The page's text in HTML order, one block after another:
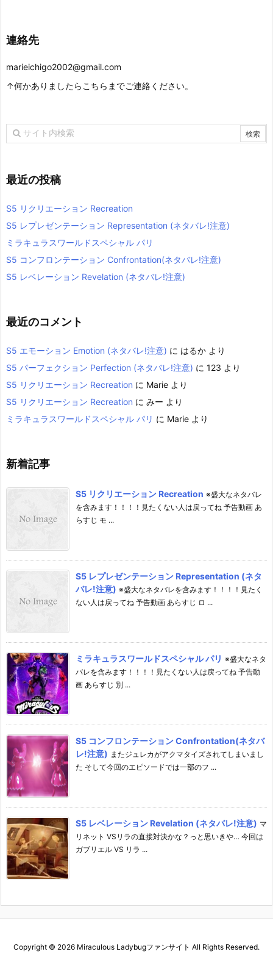
連絡先
marieichigo2002@gmail.com
↑何かありましたらこちらまでご連絡ください。
最近の投稿
S5 リクリエーション Recreation
S5 レプレゼンテーション Representation (ネタバレ!注意)
ミラキュラスワールドスペシャル パリ
S5 コンフロンテーション Confrontation(ネタバレ!注意)
S5 レベレーション Revelation (ネタバレ!注意)
最近のコメント
S5 エモーション Emotion (ネタバレ!注意) に はるか より
S5 パーフェクション Perfection (ネタバレ!注意) に 123 より
S5 リクリエーション Recreation に Marie より
S5 リクリエーション Recreation に みー より
ミラキュラスワールドスペシャル パリ に Marie より
新着記事
S5 リクリエーション Recreation ※盛大なネタバレ
を含みます！！！！見たくない人は戻ってね 予告動画 あ
らすじ モ ...
S5 レプレゼンテーション Representation (ネタ
バレ!注意) ※盛大なネタバレを含みます！！！！見たく
ない人は戻ってね 予告動画 あらすじ ロ ...
ミラキュラスワールドスペシャル パリ ※盛大なネタ
バレを含みます！！！！見たくない人は戻ってね 予告動
画 あらすじ 別 ...
S5 コンフロンテーション Confrontation(ネタバ
レ!注意) またジュレカがアクマタイズされてしまいまし
た そして今回のエピソードでは一部のフ ...
S5 レベレーション Revelation (ネタバレ!注意) マ
リネット VSリラの直接対決かな？っと思いきや… 今回は
ガブリエル VS リラ ...
Copyright © 2026 Miraculous Ladybugファンサイト All Rights Reserved.